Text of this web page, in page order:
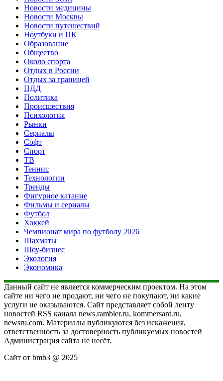
Новости медицины
Новости Москвы
Новости путешествий
Ноутбуки и ПК
Образование
Общество
Около спорта
Отдых в России
Отдых за границей
ПДД
Политика
Происшествия
Психология
Рынки
Сериалы
Софт
Спорт
ТВ
Теннис
Технологии
Тренды
Фигурное катание
Фильмы и сериалы
Футбол
Хоккей
Чемпионат мира по футболу 2026
Шахматы
Шоу-бизнес
Экология
Экономика
Данный сайт не является коммерческим проектом. На этом
сайте ни чего не продают, ни чего не покупают, ни какие
услуги не оказываются. Сайт представляет собой ленту
новостей RSS канала news.rambler.ru, kommersant.ru,
newsru.com. Материалы публикуются без искажения,
ответственность за достоверность публикуемых новостей
Администрация сайта не несёт.
Сайт от bmb3 @ 2025